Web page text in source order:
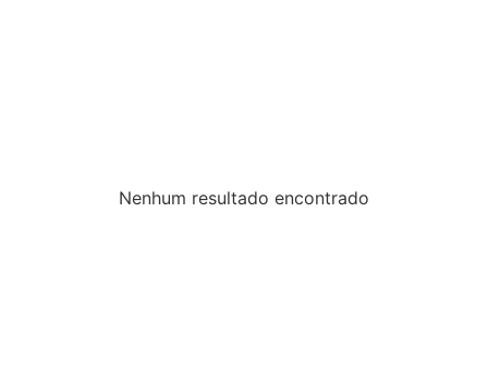
Nenhum resultado encontrado